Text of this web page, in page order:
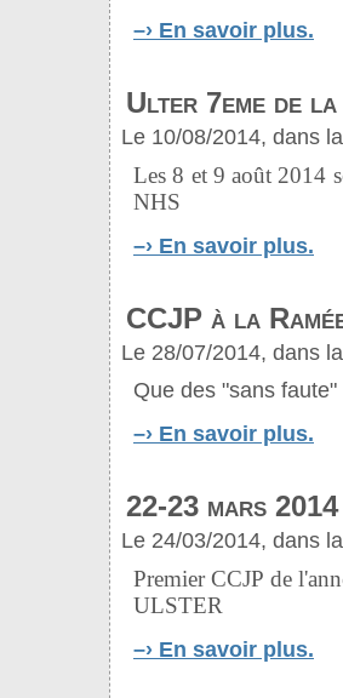
–› En savoir plus.
Ulter 7eme de
Le 10/08/2014, dans
Les 8 et 9 août 2014
NHS
–› En savoir plus.
CCJP à la
Le 28/07/2014, dans
Que des "sans
–› En savoir plus.
22-23 mars
Le 24/03/2014, dans
Premier CCJP de
ULSTER
–› En savoir plus.